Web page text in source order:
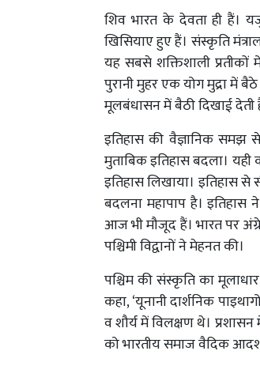
शिव भारत के देवता ही हैं।
खिसियाए हुए हैं। संस्कृति
यह सबसे शक्तिशाली
पुरानी मुहर एक योग मुद्रा में
मूलबंधासन में बैठी दिखाई
इतिहास की वैज्ञानिक समझ से
मुताबिक इतिहास बदला।
इतिहास लिखाया। इतिहास
बदलना महापाप है। इतिहास
आज भी मौजूद हैं। भारत पर
पश्चिमी विद्वानों ने मेहनत की।
पश्चिम की संस्कृति का
कहा, ‘यूनानी दार्शनिक
व शौर्य में विलक्षण थे। प्रशासन
को भारतीय समाज वैदिक